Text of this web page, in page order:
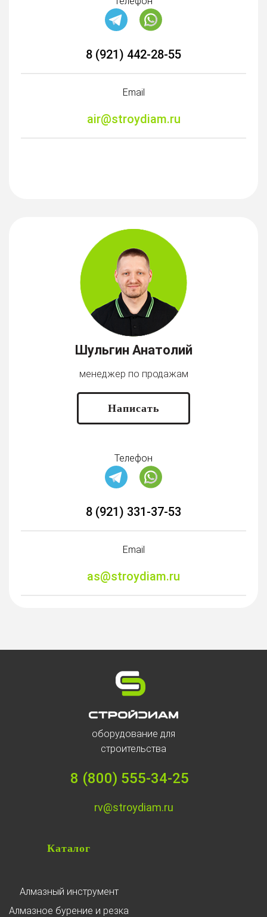
8 (921) 442-28-55
Email
air@stroydiam.ru
Шульгин Анатолий
менеджер по продажам
Написать
Телефон
8 (921) 331-37-53
Email
as@stroydiam.ru
оборудование для
строительства
8 (800) 555-34-25
rv@stroydiam.ru
Каталог
Алмазный инструмент
Алмазное бурение и резка